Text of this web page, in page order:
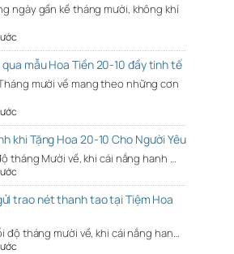
ngày gần kề tháng mười, không khí
mẫu Hoa Tiền 20-10 đầy tinh tế
mười về mang theo những cơn
khi Tặng Hoa 20-10 Cho Người Yêu
tháng Mười về, khi cái nắng hanh …
trao nét thanh tao tại Tiệm Hoa
độ tháng mười về, khi cái nắng han…